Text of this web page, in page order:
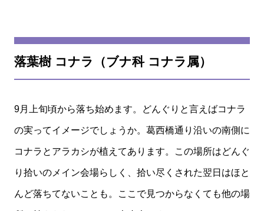
落葉樹 コナラ（ブナ科 コナラ属）
9月上旬頃から落ち始めます。どんぐりと言えばコナラ
の実ってイメージでしょうか。葛西橋通り沿いの南側に
コナラとアラカシが植えてあります。この場所はどんぐ
り拾いのメイン会場らしく、拾い尽くされた翌日はほと
んど落ちてないことも。ここで見つからなくても他の場